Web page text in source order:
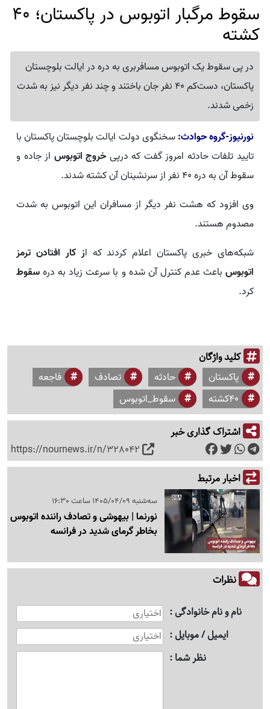
سقوط مرگبار اتوبوس در پاکستان؛ 40
کشته
در پی سقوط یک اتوبوس مسافربری به دره در ایالت بلوچستان
پاکستان، دست‌کم 40 نفر جان باختند و چند نفر دیگر نیز به شدت
زخمی شدند.
نورنیوز-گروه حوادث:سخنگوی دولت ایالت بلوچستان پاکستان با
تایید تلفات حادثه امروز گفت که درپی خروج اتوبوس از جاده و
سقوط آن به دره ۴۰ نفر از سرنشینان آن کشته شدند.
وی افزود که هشت نفر دیگر از مسافران این اتوبوس به شدت
مصدوم هستند.
شبکه‌های خبری پاکستان اعلام کردند که از کار افتادن ترمز
اتوبوس باعث عدم‌ کنترل آن شده و با سرعت زیاد به درهسقوط
کرد.
کلید واژگان
پاکستان حادثه تصادف
فاجعه‌
40کشته
سقوط_اتوبوس
اشتراک گذاری خبر
https://nournews.ir/n/328042
اخبار مرتبط
سه‌شنبه 1405/04/09 ساعت 16:30
نورنما | بیهوشی و تصادف راننده اتوبوس
بخاطر گرمای شدید در فرانسه
نظرات
نام و نام خانوادگی
ایمیل / موبایل
نظر شما